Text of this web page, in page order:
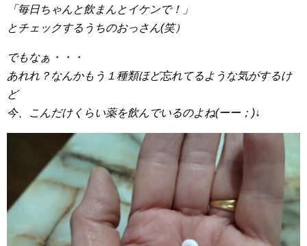
「毎日ちゃんと飲まんとイケンで！」
とチェックするうちのおっさん(笑）
でもなぁ・・・
あれれ？なんかもう１種類ほど忘れてるような気がするけ
ど
今、こんだけくらい薬を飲んでいるのよね(ーー；)↓